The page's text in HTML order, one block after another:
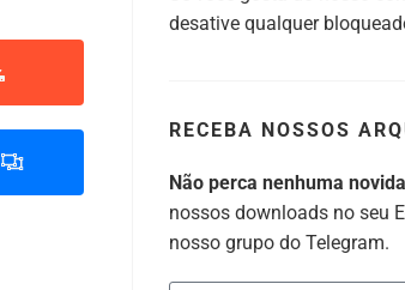
desative qualquer
RECEBA NOSSOS
Não perca nenhuma
nossos downloads no seu
nosso grupo do Telegram.